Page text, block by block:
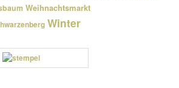
Weihnachtsmarkt
Winter